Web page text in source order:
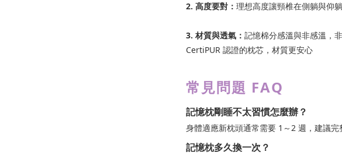
2. 高度要對：理想高度讓頸椎在側躺與仰
3. 材質與透氣：記憶棉分感溫與非感溫，
CertiPUR 認證的枕芯，材質更安心
常見問題 FAQ
記憶枕剛睡不太習慣怎麼辦？
身體適應新枕頭通常需要 1～2 週，建議
記憶枕多久換一次？